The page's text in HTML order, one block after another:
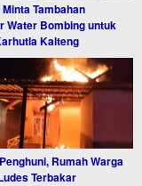
Tambahan
Water Bombing untuk
Kalteng
Rumah Warga
Terbakar